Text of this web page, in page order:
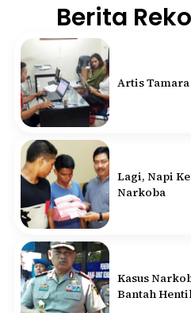
Berita
Artis
Lagi, Napi
Narkoba
Kasus
Bantah